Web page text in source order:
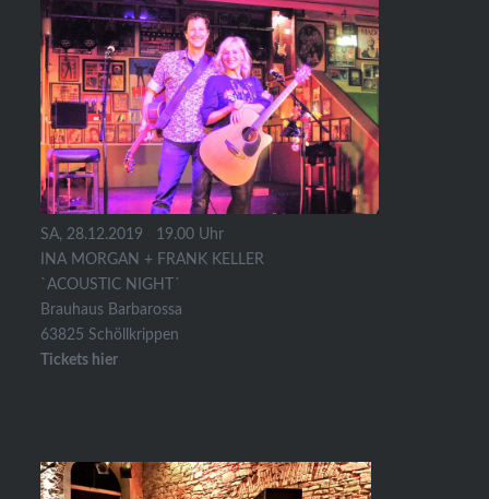
SA, 28.12.2019 19.00 Uhr
INA MORGAN + FRANK KELLER
`ACOUSTIC NIGHT´
Brauhaus Barbarossa
63825 Schöllkrippen
Tickets hier